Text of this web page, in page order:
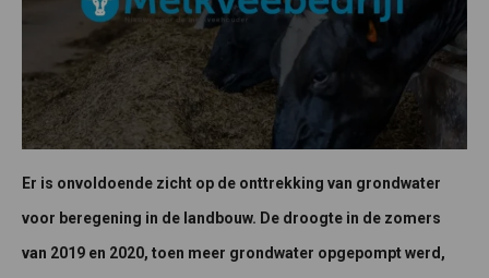
Er is onvoldoende zicht op de onttrekking van grondwater
voor beregening in de landbouw. De droogte in de zomers
van 2019 en 2020, toen meer grondwater opgepompt werd,